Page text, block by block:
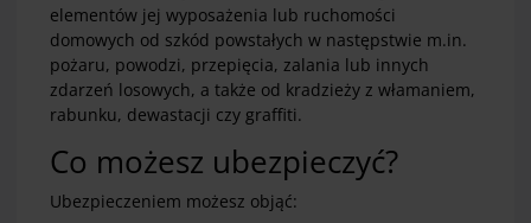
elementów jej wyposażenia lub ruchomości
domowych od szkód powstałych w następstwie m.in.
pożaru, powodzi, przepięcia, zalania lub innych
zdarzeń losowych, a także od kradzieży z włamaniem,
rabunku, dewastacji czy graffiti.
Co możesz ubezpieczyć?
Ubezpieczeniem możesz objąć: